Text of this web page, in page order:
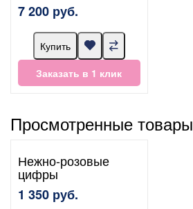
7 200 руб.
Купить
Заказать в 1 клик
Просмотренные товары
Нежно-розовые
цифры
1 350 руб.